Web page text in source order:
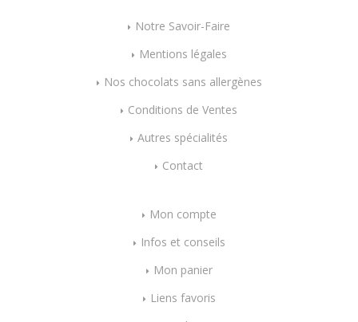
Notre Savoir-Faire
Mentions légales
Nos chocolats sans allergènes
Conditions de Ventes
Autres spécialités
Contact
Mon compte
Infos et conseils
Mon panier
Liens favoris